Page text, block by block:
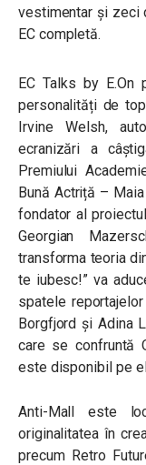
vestimentar și zeci
EC completă.
EC Talks by E.On
personalități de
Irvine Welsh,
ecranizări a
Premiului
Bună Actriță –
fondator al
Georgian
transforma teoria
te iubesc!” va
spatele
Borgfjord și Adina
care se confruntă
este disponibil pe
Anti-Mall este
originalitatea în
precum Retro